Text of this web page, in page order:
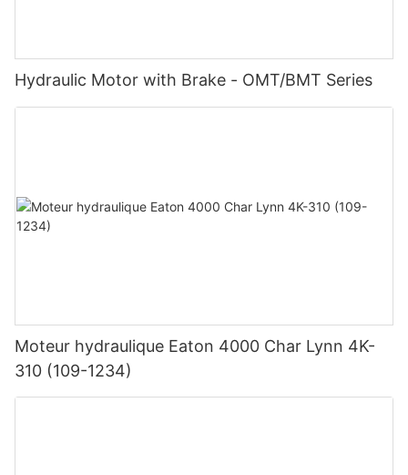
Hydraulic Motor with Brake - OMT/BMT Series
Moteur hydraulique Eaton 4000 Char Lynn 4K-
310 (109-1234)